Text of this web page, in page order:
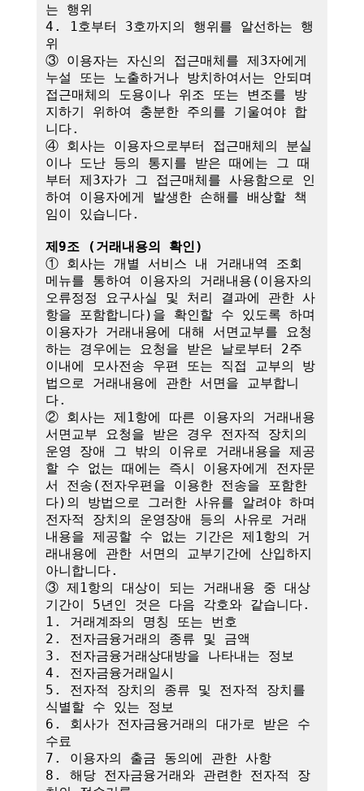
는 행위
4. 1호부터 3호까지의 행위를 알선하는 행
위
③ 이용자는 자신의 접근매체를 제3자에게
누설 또는 노출하거나 방치하여서는 안되며
접근매체의 도용이나 위조 또는 변조를 방
지하기 위하여 충분한 주의를 기울여야 합
니다.
④ 회사는 이용자으로부터 접근매체의 분실
이나 도난 등의 통지를 받은 때에는 그 때
부터 제3자가 그 접근매체를 사용함으로 인
하여 이용자에게 발생한 손해를 배상할 책
임이 있습니다.
제9조 (거래내용의 확인)
① 회사는 개별 서비스 내 거래내역 조회
메뉴를 통하여 이용자의 거래내용(이용자의
오류정정 요구사실 및 처리 결과에 관한 사
항을 포함합니다)을 확인할 수 있도록 하며
이용자가 거래내용에 대해 서면교부를 요청
하는 경우에는 요청을 받은 날로부터 2주
이내에 모사전송 우편 또는 직접 교부의 방
법으로 거래내용에 관한 서면을 교부합니
다.
② 회사는 제1항에 따른 이용자의 거래내용
서면교부 요청을 받은 경우 전자적 장치의
운영 장애 그 밖의 이유로 거래내용을 제공
할 수 없는 때에는 즉시 이용자에게 전자문
서 전송(전자우편을 이용한 전송을 포함한
다)의 방법으로 그러한 사유를 알려야 하며
전자적 장치의 운영장애 등의 사유로 거래
내용을 제공할 수 없는 기간은 제1항의 거
래내용에 관한 서면의 교부기간에 산입하지
아니합니다.
③ 제1항의 대상이 되는 거래내용 중 대상
기간이 5년인 것은 다음 각호와 같습니다.
1. 거래계좌의 명칭 또는 번호
2. 전자금융거래의 종류 및 금액
3. 전자금융거래상대방을 나타내는 정보
4. 전자금융거래일시
5. 전자적 장치의 종류 및 전자적 장치를
식별할 수 있는 정보
6. 회사가 전자금융거래의 대가로 받은 수
수료
7. 이용자의 출금 동의에 관한 사항
8. 해당 전자금융거래와 관련한 전자적 장